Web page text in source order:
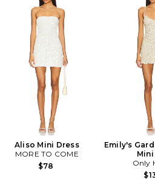
Aliso Mini Dress
MORE TO COME
$78
Emily's
Only